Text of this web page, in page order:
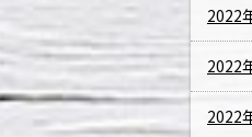
2022
2022
2022